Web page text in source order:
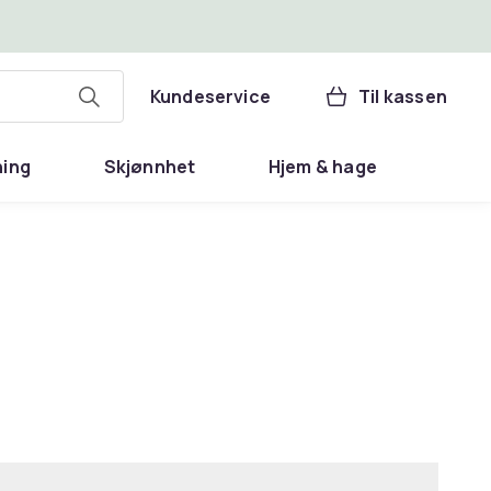
Kundeservice Til kassen
Skjønnhet Hjem & hage